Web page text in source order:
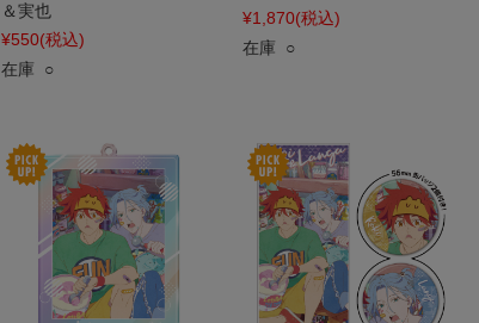
＆実也
¥550(税込)
在庫 ○
¥1,870(税込)
在庫 ○